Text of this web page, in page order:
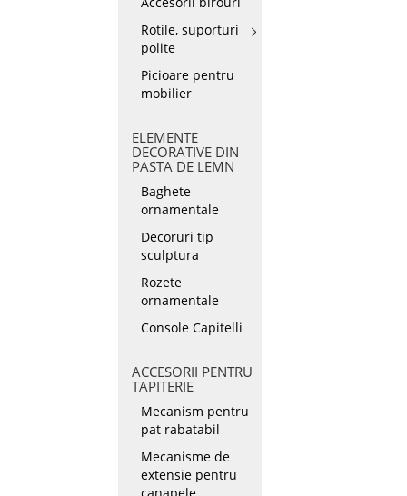
Rotile, suporturi
polite
Picioare pentru
mobilier
ELEMENTE
DECORATIVE DIN
PASTA DE LEMN
Baghete
ornamentale
Decoruri tip
sculptura
Rozete
ornamentale
Console Capitelli
ACCESORII PENTRU
TAPITERIE
Mecanism pentru
pat rabatabil
Mecanisme de
extensie pentru